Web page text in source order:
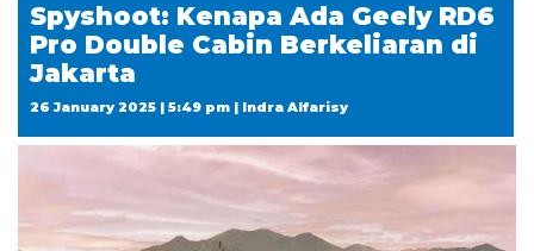
Spyshoot: Kenapa Ada Geely RD6
Pro Double Cabin Berkeliaran di
Jakarta
26 January 2025 | 5:49 pm | Indra Alfarisy